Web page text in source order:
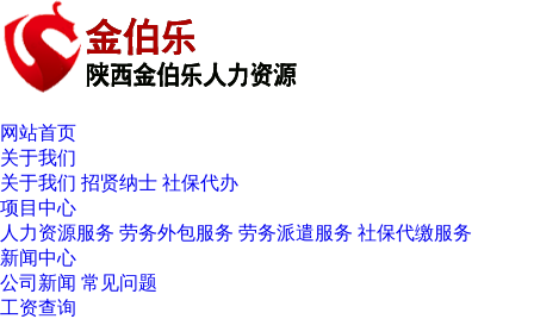
网站首页
关于我们
关于我们 招贤纳士 社保代办
项目中心
人力资源服务 劳务外包服务 劳务派遣服务 社保代缴服务
新闻中心
公司新闻 常见问题
工资查询